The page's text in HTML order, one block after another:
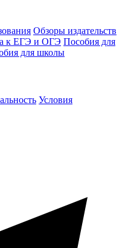
Обзоры издательств
к ЕГЭ и ОГЭ Пособия для
для школы
Условия